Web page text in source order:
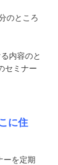
のところ
内容のと
セミナー
に住
ーを定期